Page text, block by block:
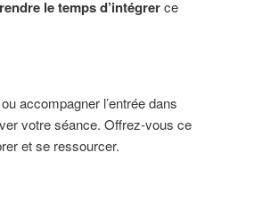
le temps d’intégrerce
accompagner l’entrée dans
votre séance. Offrez-vous ce
et se ressourcer.